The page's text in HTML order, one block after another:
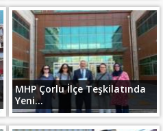
MHP Çorlu İlçe Teşkilatında
Yeni...